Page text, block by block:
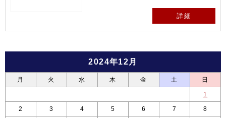
詳細
2024年12月
月 火 水 木 金 土 日
1
2 3 4 5 6 7 8